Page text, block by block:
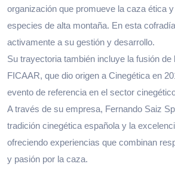
organización que promueve la caza ética
especies de alta montaña. En esta
activamente a su gestión y desarrollo.
Su trayectoria también incluye la fusión de
FICAAR, que dio origen a Cinegética en
evento de referencia en el sector
A través de su empresa, Fernando Saiz
tradición cinegética española y la
ofreciendo experiencias que combinan
y pasión por la caza.